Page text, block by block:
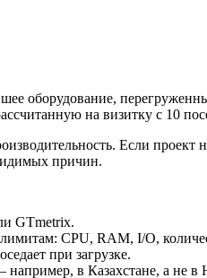
оборудование,
на визитку с 10
Если проект
причин.
GTmetrix.
CPU, RAM, I/O,
при загрузке.
например, в Казахстане, а не в